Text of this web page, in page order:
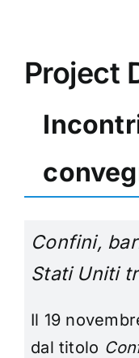
Project
Confini,
Stati Uniti
Il 19
dal titolo